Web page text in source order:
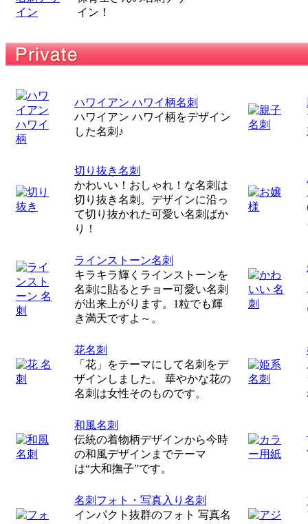
イン！
ハワイアン ハワイ柄名刺
ハワイアン ハワイ柄をデザイン
した名刺♪
切り抜き名刺
かわいい！おしゃれ！な名刺は
切り抜き名刺。デザインに沿っ
て切り抜かれた可愛い名刺ばか
り！
ラインストーン名刺
キラキラ輝くラインストーンを
名刺に貼るとチョー可愛い名刺
が出来上がります。1粒でも輝
き満天ですよ～。
花名刺
「花」をテーマにして名刺をデ
ザインしました。 華やかな花の
名刺は女性そのものです。
和風名刺
伝統の着物柄デザインから今時
の和風デザインまでテーマ
は“大和撫子”です。
名刺フォト・写真入り名刺
インパクト抜群のフォト 写真名